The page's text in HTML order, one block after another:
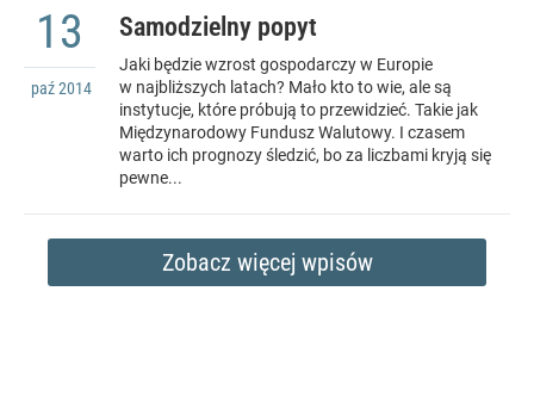
Samodzielny popyt
13
paź2014
Jaki będzie wzrost gospodarczy w Europie
w najbliższych latach? Mało kto to wie, ale są
instytucje, które próbują to przewidzieć. Takie jak
Międzynarodowy Fundusz Walutowy. I czasem
warto ich prognozy śledzić, bo za liczbami kryją się
pewne...
Zobacz więcej wpisów